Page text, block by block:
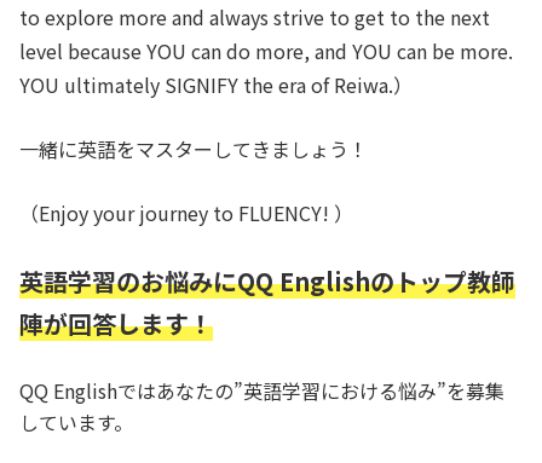
to explore more and always strive to get to the next
level because YOU can do more, and YOU can be more.
YOU ultimately SIGNIFY the era of Reiwa.）
一緒に英語をマスターしてきましょう！
（Enjoy your journey to FLUENCY! ）
英語学習のお悩みにQQ Englishのトップ教師
陣が回答します！
QQ Englishではあなたの”英語学習における悩み”を募集
しています。